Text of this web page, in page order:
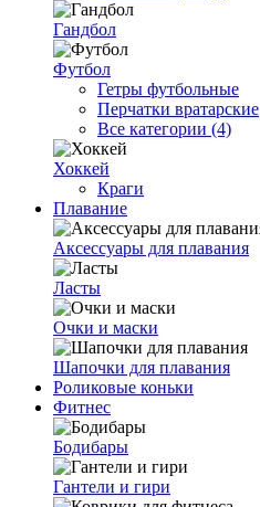
Гандбол
Футбол
Гетры футбольные
Перчатки вратарские
Все категории (4)
Хоккей
Краги
Плавание
Аксессуары для плавания
Ласты
Очки и маски
Шапочки для плавания
Роликовые коньки
Фитнес
Бодибары
Гантели и гири